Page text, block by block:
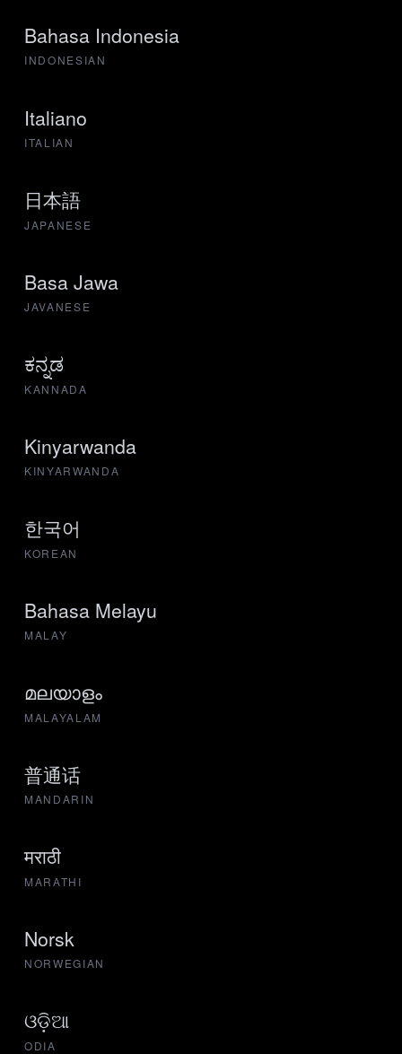
Bahasa Indonesia
INDONESIAN
Italiano
ITALIAN
日本語
JAPANESE
Basa Jawa
JAVANESE
ಕನ್ನಡ
KANNADA
Kinyarwanda
KINYARWANDA
한국어
KOREAN
Bahasa Melayu
MALAY
മലയാളം
MALAYALAM
普通话
MANDARIN
मराठी
MARATHI
Norsk
NORWEGIAN
ଓଡ଼ିଆ
ODIA